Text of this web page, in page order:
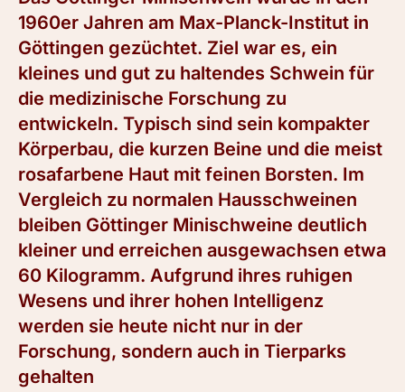
1960er Jahren am Max-Planck-Institut in
Göttingen gezüchtet. Ziel war es, ein
kleines und gut zu haltendes Schwein für
die medizinische Forschung zu
entwickeln. Typisch sind sein kompakter
Körperbau, die kurzen Beine und die meist
rosafarbene Haut mit feinen Borsten. Im
Vergleich zu normalen Hausschweinen
bleiben Göttinger Minischweine deutlich
kleiner und erreichen ausgewachsen etwa
60 Kilogramm. Aufgrund ihres ruhigen
Wesens und ihrer hohen Intelligenz
werden sie heute nicht nur in der
Forschung, sondern auch in Tierparks
gehalten